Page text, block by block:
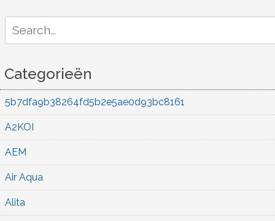
for:
Categorieën
5b7dfa9b38264fd5b2e5ae0d93bc8161
A2KOI
AEM
Air Aqua
Alita